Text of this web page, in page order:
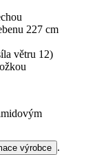
227 cm
větru 12)
výrobce .